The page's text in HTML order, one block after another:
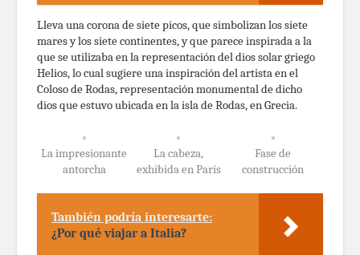
Lleva una corona de siete picos, que simbolizan los siete
mares y los siete continentes, y que parece inspirada a la
que se utilizaba en la representación del dios solar griego
Helios, lo cual sugiere una inspiración del artista en el
Coloso de Rodas, representación monumental de dicho
dios que estuvo ubicada en la isla de Rodas, en Grecia.
La impresionante
antorcha
La cabeza,
exhibida en París
Fase de
construcción
También podría interesarte:
¿Por qué viajar a Italia?